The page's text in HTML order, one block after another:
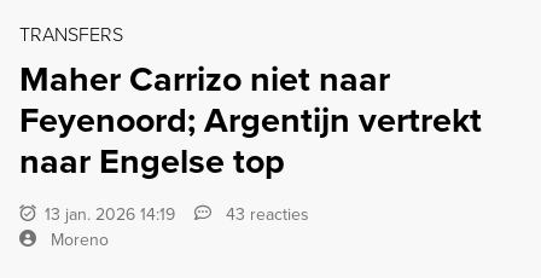
TRANSFERS
Maher Carrizo niet naar
Feyenoord; Argentijn vertrekt
naar Engelse top
13 jan. 2026 14:19
43 reacties
Moreno